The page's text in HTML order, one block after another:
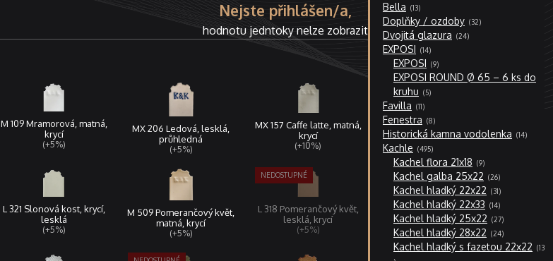
Nejste přihlášen/a,
hodnotu jedntoky nelze zobrazit
M 109 Mramorová, matná,
krycí
(+5%)
MX 206 Ledová, lesklá,
průhledná
(+5%)
MX 157 Caffe latte, matná,
krycí
(+10%)
L 321 Slonová kost, krycí,
lesklá
(+5%)
M 509 Pomerančový květ,
matná, krycí
(+5%)
L 318 Pomerančový květ,
lesklá, krycí
(+5%)
Bella 13produktů
Doplňky / ozdoby 32produktů
Dvojitá glazura 24produktů
EXPOSI 14produktů
EXPOSI 9produktů
EXPOSI ROUND Ø 65 – 6 ks do
kruhu
5produktů
Favilla 11produktů
Fenestra 8produktů
Historická kamna vodolenka 14produktů
Kachle 495produktů
Kachel flora 21x18 9produktů
Kachel galba 25x22 26produktů
Kachel hladký 22x22 31produktů
Kachel hladký 22x33 14produktů
Kachel hladký 25x22 27produktů
Kachel hladký 28x22 24produktů
Kachel hladký s fazetou 22x22
13